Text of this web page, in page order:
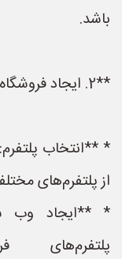
باشد.
**2. ایجاد فروشگاه آنلاین:**
* **انتخاب
از پلتفرم‌های
* **ایجاد وب